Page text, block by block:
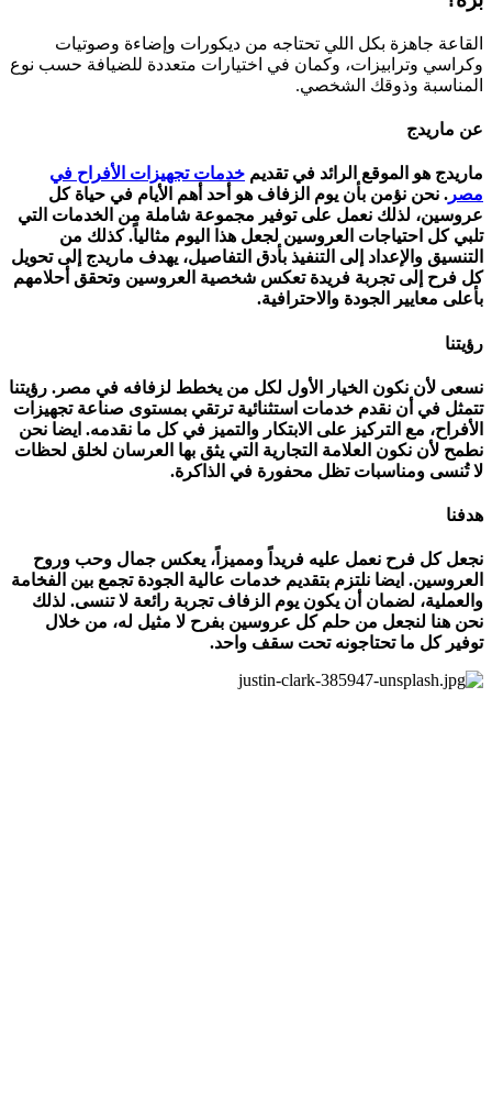
القاعة جاهزة بكل اللي تحتاجه من ديكورات وإضاءة وصوتيات
وكراسي وترابيزات، وكمان في اختيارات متعددة للضيافة حسب نوع
المناسبة وذوقك الشخصي.
عن ماريدج
ماريدج هو الموقع الرائد في تقديم خدمات تجهيزات الأفراح في
مصر . نحن نؤمن بأن يوم الزفاف هو أحد أهم الأيام في حياة كل
عروسين، لذلك نعمل على توفير مجموعة شاملة من الخدمات التي
تلبي كل احتياجات العروسين لجعل هذا اليوم مثالياً. كذلك من
التنسيق والإعداد إلى التنفيذ بأدق التفاصيل، يهدف ماريدج إلى تحويل
كل فرح إلى تجربة فريدة تعكس شخصية العروسين وتحقق أحلامهم
بأعلى معايير الجودة والاحترافية.
رؤيتنا
نسعى لأن نكون الخيار الأول لكل من يخطط لزفافه في مصر. رؤيتنا
تتمثل في أن نقدم خدمات استثنائية ترتقي بمستوى صناعة تجهيزات
الأفراح، مع التركيز على الابتكار والتميز في كل ما نقدمه. ايضا نحن
نطمح لأن نكون العلامة التجارية التي يثق بها العرسان لخلق لحظات
لا تُنسى ومناسبات تظل محفورة في الذاكرة.
هدفنا
نجعل كل فرح نعمل عليه فريداً ومميزاً، يعكس جمال وحب وروح
العروسين. ايضا نلتزم بتقديم خدمات عالية الجودة تجمع بين الفخامة
والعملية، لضمان أن يكون يوم الزفاف تجربة رائعة لا تنسى. لذلك
نحن هنا لنجعل من حلم كل عروسين بفرح لا مثيل له، من خلال
توفير كل ما تحتاجونه تحت سقف واحد.